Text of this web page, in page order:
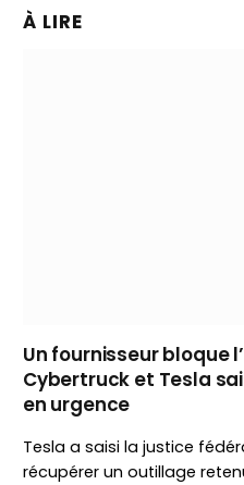
À LIRE
Un fournisseur bloque
Cybertruck et Tesla
en urgence
Tesla a saisi la justice
récupérer un outillage